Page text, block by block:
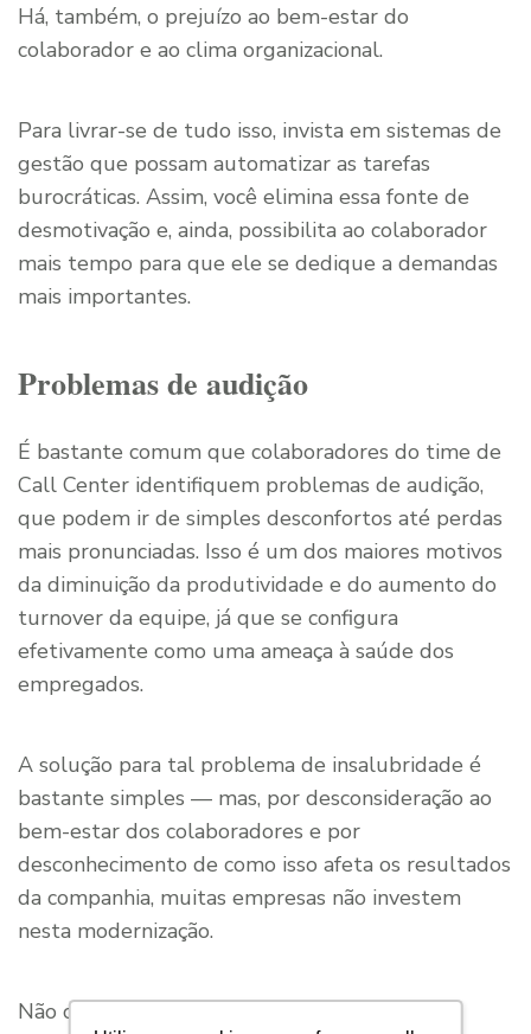
Há, também, o prejuízo ao bem-estar do
colaborador e ao clima organizacional.
Para livrar-se de tudo isso, invista em sistemas de
gestão que possam automatizar as tarefas
burocráticas. Assim, você elimina essa fonte de
desmotivação e, ainda, possibilita ao colaborador
mais tempo para que ele se dedique a demandas
mais importantes.
Problemas de audição
É bastante comum que colaboradores do time de
Call Center identifiquem problemas de audição,
que podem ir de simples desconfortos até perdas
mais pronunciadas. Isso é um dos maiores motivos
da diminuição da produtividade e do aumento do
turnover da equipe, já que se configura
efetivamente como uma ameaça à saúde dos
empregados.
A solução para tal problema de insalubridade é
bastante simples — mas, por desconsideração ao
bem-estar dos colaboradores e por
desconhecimento de como isso afeta os resultados
da companhia, muitas empresas não investem
nesta modernização.
Não cometa o mesmo erro! Para preservar a